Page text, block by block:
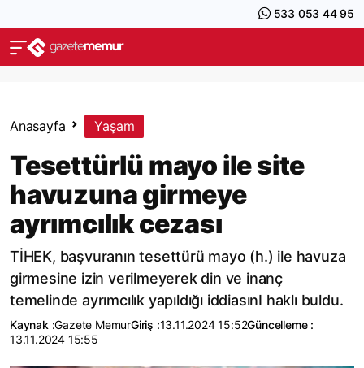
533 053 44 95
Anasayfa Yaşam
Tesettürlü mayo ile site
havuzuna girmeye
ayrımcılık cezası
TİHEK, başvuranın tesettürü mayo (h.) ile havuza
girmesine izin verilmeyerek din ve inanç
temelinde ayrımcılık yapıldığı iddiasınI haklı buldu.
Kaynak :Gazete MemurGiriş :13.11.2024 15:52Güncelleme :
13.11.2024 15:55